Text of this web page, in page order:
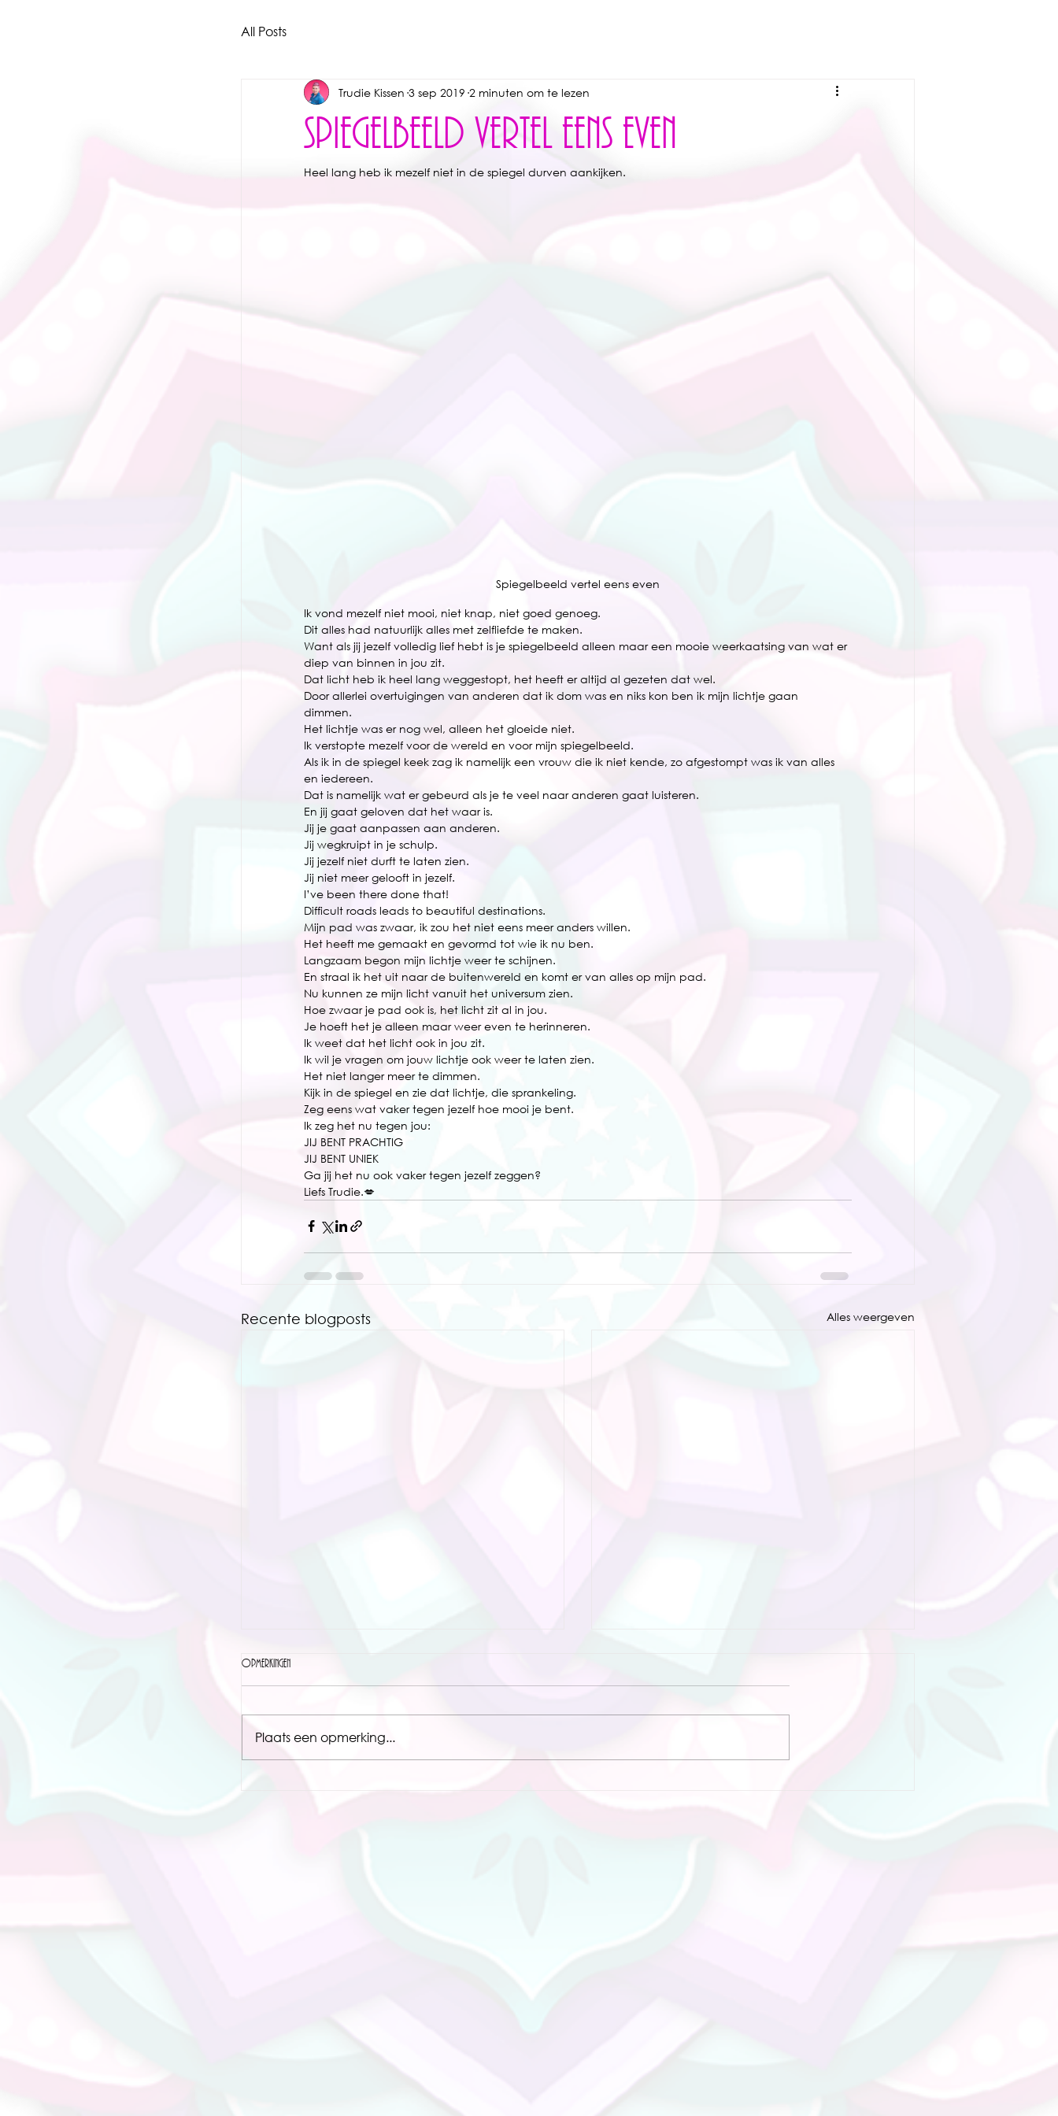
All Posts
SPIEGELBEELD VERTEL EENS EVEN
Trudie Kissen 3 sep 2019 2 minuten om te lezen
Heel lang heb ik mezelf niet in de spiegel durven aankijken.
Spiegelbeeld vertel eens even
Ik vond mezelf niet mooi, niet knap, niet goed genoeg.
Dit alles had natuurlijk alles met zelfliefde te maken.
Want als jij jezelf volledig lief hebt is je spiegelbeeld alleen maar een mooie weerkaatsing van wat er
diep van binnen in jou zit.
Dat licht heb ik heel lang weggestopt, het heeft er altijd al gezeten dat wel.
Door allerlei overtuigingen van anderen dat ik dom was en niks kon ben ik mijn lichtje gaan
dimmen.
Het lichtje was er nog wel, alleen het gloeide niet.
Ik verstopte mezelf voor de wereld en voor mijn spiegelbeeld.
Als ik in de spiegel keek zag ik namelijk een vrouw die ik niet kende, zo afgestompt was ik van alles
en iedereen.
Dat is namelijk wat er gebeurd als je te veel naar anderen gaat luisteren.
En jij gaat geloven dat het waar is.
Jij je gaat aanpassen aan anderen.
Jij wegkruipt in je schulp.
Jij jezelf niet durft te laten zien.
Jij niet meer gelooft in jezelf.
I’ve been there done that!
Difficult roads leads to beautiful destinations.
Mijn pad was zwaar, ik zou het niet eens meer anders willen.
Het heeft me gemaakt en gevormd tot wie ik nu ben.
Langzaam begon mijn lichtje weer te schijnen.
En straal ik het uit naar de buitenwereld en komt er van alles op mijn pad.
Nu kunnen ze mijn licht vanuit het universum zien.
Hoe zwaar je pad ook is, het licht zit al in jou.
Je hoeft het je alleen maar weer even te herinneren.
Ik weet dat het licht ook in jou zit.
Ik wil je vragen om jouw lichtje ook weer te laten zien.
Het niet langer meer te dimmen.
Kijk in de spiegel en zie dat lichtje, die sprankeling.
Zeg eens wat vaker tegen jezelf hoe mooi je bent.
Ik zeg het nu tegen jou:
JIJ BENT PRACHTIG
JIJ BENT UNIEK
Ga jij het nu ook vaker tegen jezelf zeggen?
Liefs Trudie.💋
Recente blogposts Alles weergeven
6 tips om te leren affirmeren:
5 Tips omgaan energie volle maan.
Opmerkingen
Plaats een opmerking...